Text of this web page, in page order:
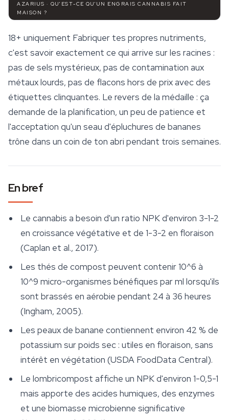
AZARIUS · QU'EST-CE QU'UN ENGRAIS CANNABIS FAIT
MAISON ?
18+ uniquement Fabriquer tes propres nutriments,
c'est savoir exactement ce qui arrive sur les racines :
pas de sels mystérieux, pas de contamination aux
métaux lourds, pas de flacons hors de prix avec des
étiquettes clinquantes. Le revers de la médaille : ça
demande de la planification, un peu de patience et
l'acceptation qu'un seau d'épluchures de bananes
trône dans un coin de ton abri pendant trois semaines.
En bref
Le cannabis a besoin d'un ratio NPK d'environ 3-1-2
en croissance végétative et de 1-3-2 en floraison
(Caplan et al., 2017).
Les thés de compost peuvent contenir 10^6 à
10^9 micro-organismes bénéfiques par ml lorsqu'ils
sont brassés en aérobie pendant 24 à 36 heures
(Ingham, 2005).
Les peaux de banane contiennent environ 42 % de
potassium sur poids sec : utiles en floraison, sans
intérêt en végétation (USDA FoodData Central).
Le lombricompost affiche un NPK d'environ 1-0,5-1
mais apporte des acides humiques, des enzymes
et une biomasse microbienne significative